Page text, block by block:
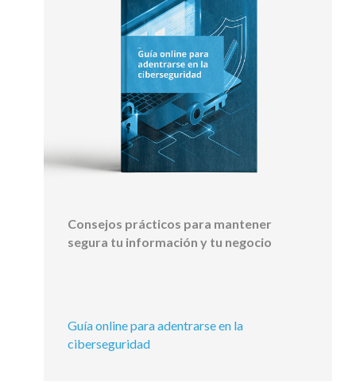
Consejos prácticos para mantener
segura tu información y tu negocio
Guía online para adentrarse en la
ciberseguridad